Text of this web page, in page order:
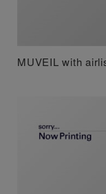
MUVEIL with